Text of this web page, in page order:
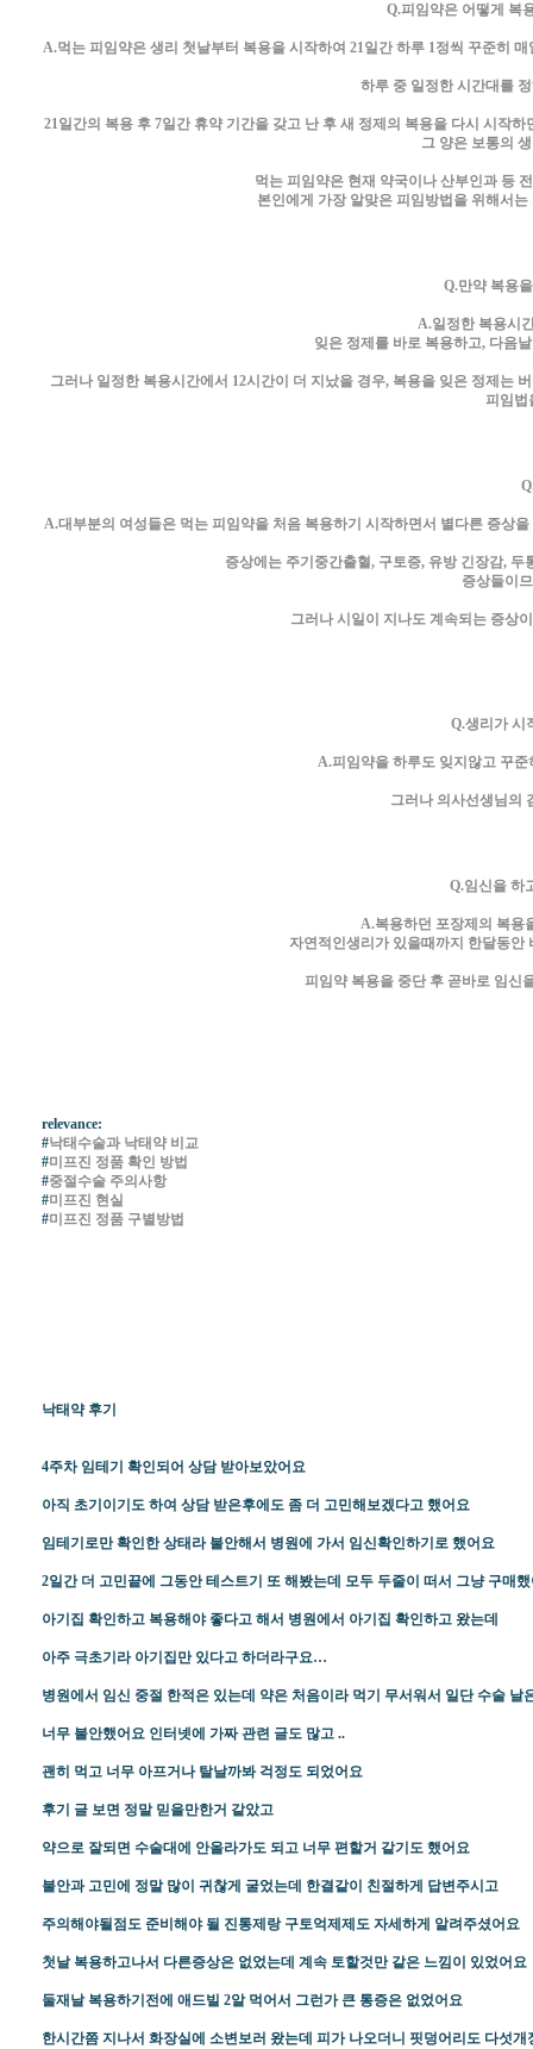
Q.피임약은 어떻게 복
A.먹는 피임약은 생리 첫날부터 복용을 시작하여 21일간 하루 1정씩 꾸준히
하루 중 일정한 시간대를
21일간의 복용 후 7일간 휴약 기간을 갖고 난 후 새 정제의 복용을 다시 시작
그 양은 보통의
먹는 피임약은 현재 약국이나 산부인과 등
본인에게 가장 알맞은 피임방법을 위해서
Q.만약 복용
A.일정한 복용시
잊은 정제를 바로 복용하고, 다음
그러나 일정한 복용시간에서 12시간이 더 지났을 경우, 복용을 잊은 정제는
피임법
A.대부분의 여성들은 먹는 피임약을 처음 복용하기 시작하면서 별다른 증상
증상에는 주기중간출혈, 구토증, 유방 긴장감,
증상들이
그러나 시일이 지나도 계속되는 증상
Q.생리가 시
A.피임약을 하루도 잊지않고 꾸
그러나 의사선생님의
Q.임신을 하
A.복용하던 포장제의 복용
자연적인생리가 있을때까지 한달동안
피임약 복용을 중단 후 곧바로 임신
relevance:
#낙태수술과 낙태약 비교
#미프진 정품 확인 방법
#중절수술 주의사항
#미프진 현실
#미프진 정품 구별방법
낙태약 후기
4주차 임테기 확인되어 상담 받아보았어요
아직 초기이기도 하여 상담 받은후에도 좀 더 고민해보겠다고 했어요
임테기로만 확인한 상태라 불안해서 병원에 가서 임신확인하기로 했어요
2일간 더 고민끝에 그동안 테스트기 또 해봤는데 모두 두줄이 떠서 그냥 구매
아기집 확인하고 복용해야 좋다고 해서 병원에서 아기집 확인하고 왔는데
아주 극초기라 아기집만 있다고 하더라구요…
병원에서 임신 중절 한적은 있는데 약은 처음이라 먹기 무서워서 일단 수술 날
너무 불안했어요 인터넷에 가짜 관련 글도 많고 ..
괜히 먹고 너무 아프거나 탈날까봐 걱정도 되었어요
후기 글 보면 정말 믿을만한거 같았고
약으로 잘되면 수술대에 안올라가도 되고 너무 편할거 같기도 했어요
불안과 고민에 정말 많이 귀찮게 굴었는데 한결같이 친절하게 답변주시고
주의해야될점도 준비해야 될 진통제랑 구토억제제도 자세하게 알려주셨어요
첫날 복용하고나서 다른증상은 없었는데 계속 토할것만 같은 느낌이 있었어요
둘재날 복용하기전에 애드빌 2알 먹어서 그런가 큰 통증은 없었어요
한시간쯤 지나서 화장실에 소변보러 왔는데 피가 나오더니 핏덩어리도 다섯개